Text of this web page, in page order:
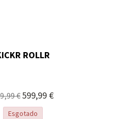
ROLLR
€ Preço
Especial
599,99 €
Esgotado